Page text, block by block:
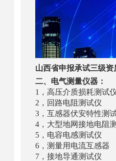
山西省申报承试三级资
二、电气测量仪器：
1，高压介质损
2，回路电阻测试
3，互感器伏安特
4，大型地网接地
5，电容电感
6，测量用电流互
7，接地导通测